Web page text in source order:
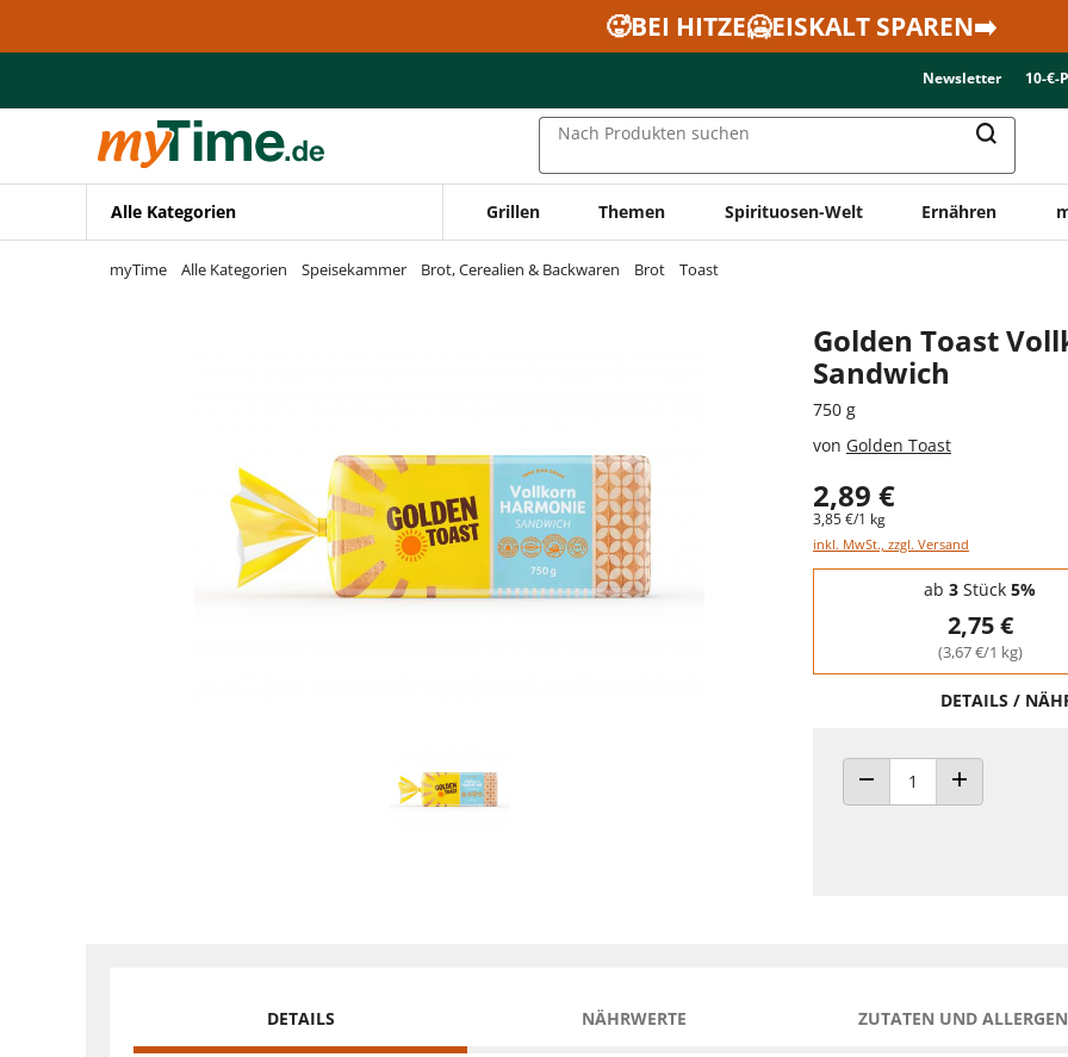
Zur Navigation springen
🥵BEI HITZE🥶EISKALT SPAREN➡️
Newsletter 10-€-
Nach Produkten suchen
Alle Kategorien Grillen Themen Spirituosen-Welt Ernähren
myTime Alle Kategorien Speisekammer Brot, Cerealien & Backwaren Brot Toast
Golden Toast
Sandwich
750 g
von Golden Toast
2,89 €
3,85 €/1 kg
inkl. MwSt., zzgl. Versand
Staffelpreise - Mengenrabatt
ab 3 Stück 5%
2,75 €
(3,67 €/1 kg)
DETAILS /
ANZAHL VERRINGERN
ANZAHL
DETAILS NÄHRWERTE ZUTATEN UND